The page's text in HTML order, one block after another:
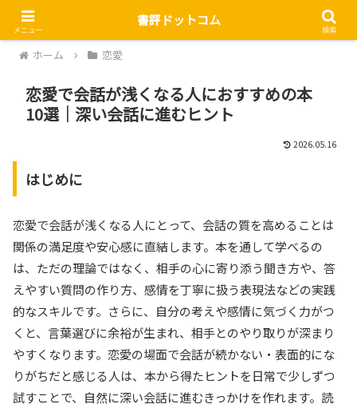
ホーム 恋愛
恋愛で会話が浅くなる人におすすめの本
10選｜深い会話に進むヒント
2026.05.16
はじめに
恋愛で会話が浅くなる人にとって、会話の質を高めることは
関係の満足度や安心感に直結します。本を通して学べるの
は、ただの理論ではなく、相手の心に寄り添う聞き方や、答
えやすい質問の作り方、感情を丁寧に扱う表現法などの実践
的なスキルです。さらに、自分の考えや感情に気づく力がつ
くと、言葉選びに余裕が生まれ、相手とのやり取りが深まり
やすくなります。恋愛の場面で会話が続かない・表面的にな
りがちだと感じる人は、本から得たヒントを日常で少しずつ
試すことで、自然に深い会話に進むきっかけを作れます。読
メニュー
書評ドットコム
検索